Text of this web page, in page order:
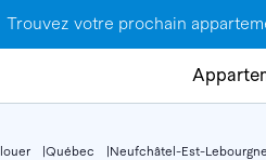
Trouvez votre prochain
Québec Neufchâtel-Est-